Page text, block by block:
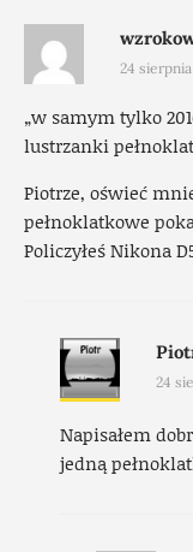
24 sierpnia
„w samym tylko
lustrzanki
Piotrze, oświeć
pełnoklatkowe
Policzyłeś Nikona
24
Napisałem
jedną